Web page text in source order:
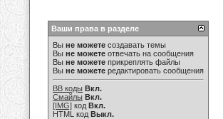
Ваши права в разделе
Вы не можете создавать темы
Вы не можете отвечать на сообщения
Вы не можете прикреплять файлы
Вы не можете редактировать сообщения
BB коды Вкл.
Смайлы Вкл.
[IMG] код Вкл.
HTML код Выкл.